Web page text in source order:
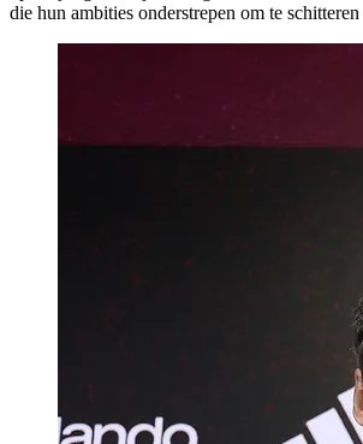
die hun ambities onderstrepen om te